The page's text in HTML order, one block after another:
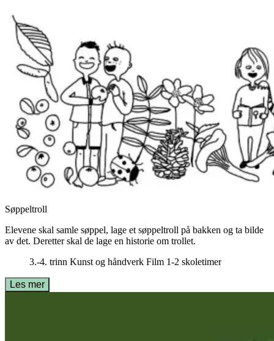
Søppeltroll
Elevene skal samle søppel, lage et søppeltroll på bakken og ta bilde
av det. Deretter skal de lage en historie om trollet.
3.-4. trinn Kunst og håndverk Film 1-2 skoletimer
Les mer